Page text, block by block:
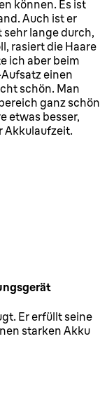
können. Es ist
Auch ist er
sehr lange durch,
rasiert die Haare
ich aber beim
einen
schön. Man
ganz schön
etwas besser,
Akkulaufzeit.
Er erfüllt seine
starken Akku